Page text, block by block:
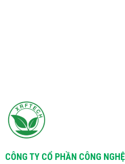
CÔNG TY CỔ PHẦN CÔNG